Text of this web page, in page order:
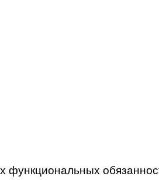
функциональных